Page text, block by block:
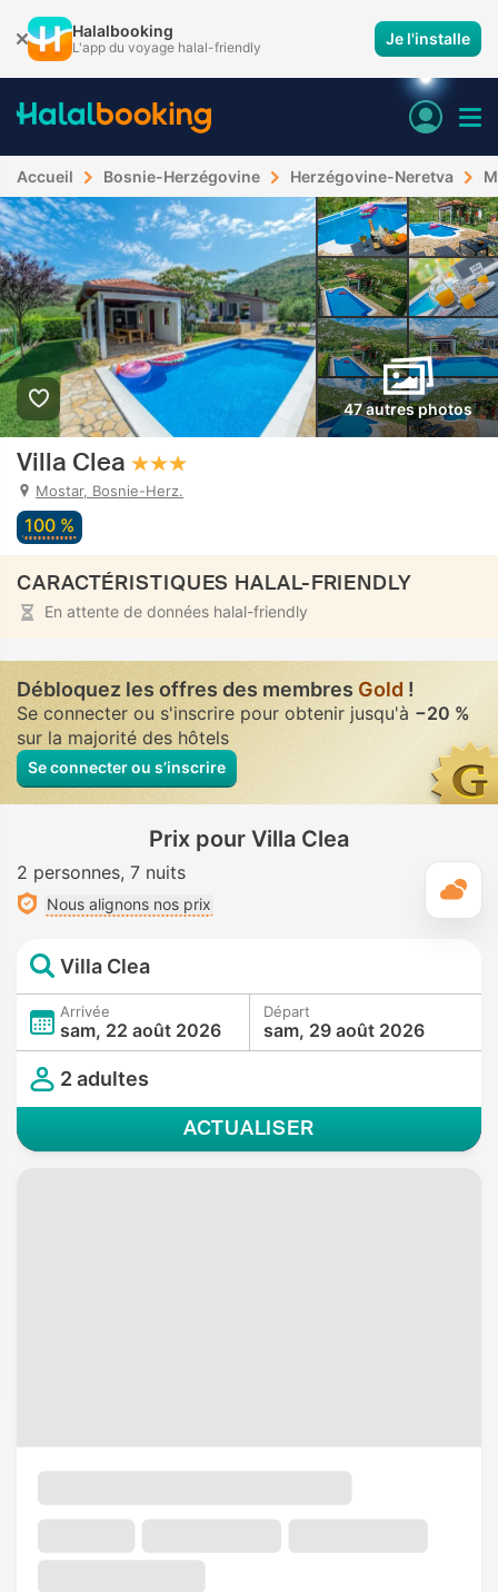
Halalbooking
L'app du voyage halal-friendly Je l'installe
Accueil Bosnie-Herzégovine Herzégovine-Neretva
47 autres photos
Villa Clea
Mostar, Bosnie-Herz.
100 %
CARACTÉRISTIQUES HALAL-FRIENDLY
En attente de données halal-friendly
Débloquez les offres des membres Gold !
Se connecter ou s'inscrire pour obtenir jusqu'à −20 %
sur la majorité des hôtels
Se connecter ou s’inscrire
Prix pour Villa Clea
2 personnes 7 nuits
Nous alignons nos prix
Villa Clea
Arrivée
sam, 22 août 2026
Départ
sam, 29 août 2026
2 adultes
ACTUALISER